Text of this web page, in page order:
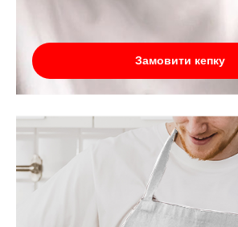
Замовити кепку